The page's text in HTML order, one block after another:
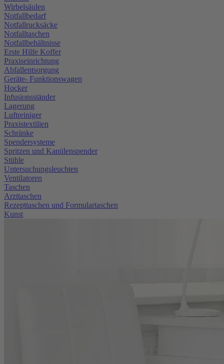
Wirbelsäulen
Notfallbedarf
Notfallrucksäcke
Notfalltaschen
Notfallbehältnisse
Erste Hilfe Koffer
Praxiseinrichtung
Abfallentsorgung
Geräte- Funktionswagen
Hocker
Infusionsständer
Lagerung
Luftreiniger
Praxistextilien
Schränke
Spendersysteme
Spritzen und Kanülenspender
Stühle
Untersuchungsleuchten
Ventilatoren
Taschen
Arzttaschen
Rezepttaschen und Formulartaschen
Kunst